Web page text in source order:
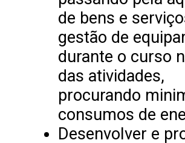
de bens e
gestão de
durante o curso
das atividades,
procurando
consumos de
Desenvolver e